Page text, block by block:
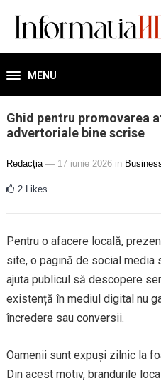
MENU
Ghid pentru promovarea
advertoriale bine scrise
Redacția — 17 iunie 2026 in
2 Likes
Pentru o afacere locală,
site, o pagină de social media
ajuta publicul să descopere
existență în mediul digital nu
încredere sau conversii.
Oamenii sunt expuși zilnic la
Din acest motiv, brandurile